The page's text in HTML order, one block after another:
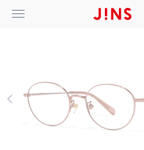
登入/註冊 門市一覽
最新消息